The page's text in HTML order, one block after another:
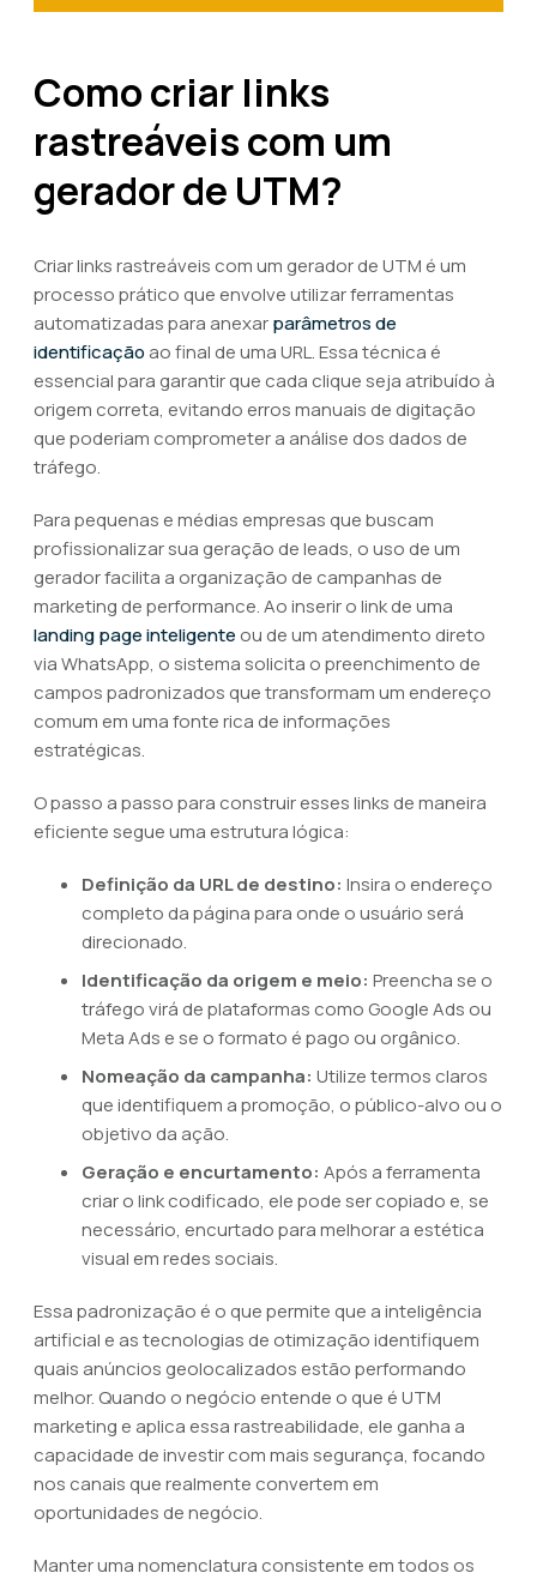
Como criar links
rastreáveis com um
gerador de UTM?
Criar links rastreáveis com um gerador de UTM é um
processo prático que envolve utilizar ferramentas
automatizadas para anexarparâmetros de
identificação ao final de uma URL. Essa técnica é
essencial para garantir que cada clique seja atribuído à
origem correta, evitando erros manuais de digitação
que poderiam comprometer a análise dos dados de
tráfego.
Para pequenas e médias empresas que buscam
profissionalizar sua geração de leads, o uso de um
gerador facilita a organização de campanhas de
marketing de performance. Ao inserir o link de uma
landing page inteligente ou de um atendimento direto
via WhatsApp, o sistema solicita o preenchimento de
campos padronizados que transformam um endereço
comum em uma fonte rica de informações
estratégicas.
O passo a passo para construir esses links de maneira
eficiente segue uma estrutura lógica:
Definição da URL de destino: Insira o endereço
completo da página para onde o usuário será
direcionado.
Identificação da origem e meio: Preencha se o
tráfego virá de plataformas como Google Ads ou
Meta Ads e se o formato é pago ou orgânico.
Nomeação da campanha: Utilize termos claros
que identifiquem a promoção, o público-alvo ou o
objetivo da ação.
Geração e encurtamento: Após a ferramenta
criar o link codificado, ele pode ser copiado e, se
necessário, encurtado para melhorar a estética
visual em redes sociais.
Essa padronização é o que permite que a inteligência
artificial e as tecnologias de otimização identifiquem
quais anúncios geolocalizados estão performando
melhor. Quando o negócio entende o que é UTM
marketing e aplica essa rastreabilidade, ele ganha a
capacidade de investir com mais segurança, focando
nos canais que realmente convertem em
oportunidades de negócio.
Manter uma nomenclatura consistente em todos os